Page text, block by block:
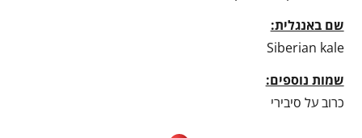
שם באנגלית:
Siberian kale
שמות נוספים:
כרוב על סיבירי